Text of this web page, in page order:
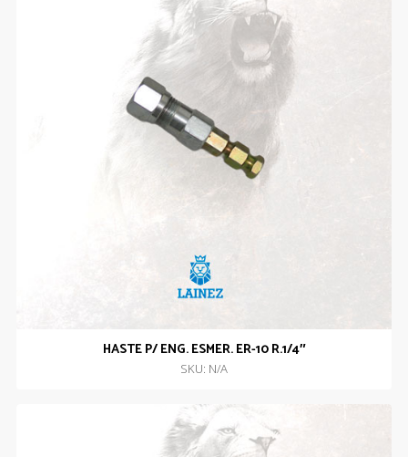
HASTE P/ ENG. ESMER. ER-10 R.1/4″
SKU: N/A